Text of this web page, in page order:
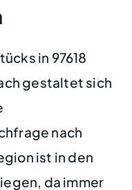
in 97618
gestaltet sich
nach
ist in den
da immer